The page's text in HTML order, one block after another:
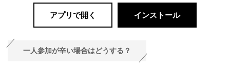
アプリで開く インストール
一人参加が辛い場合はどうする？